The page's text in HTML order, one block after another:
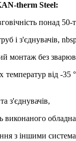
therm Steel:
понад 50-
і з'єднувачів,
монтаж без
температур від -35
з'єднувачів,
виконаного
з іншими